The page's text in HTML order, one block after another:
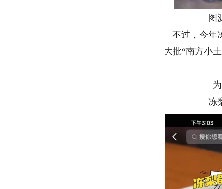
图源
不过，今年冻
大批“南方小土
为
冻梨